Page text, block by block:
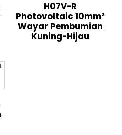
H07V-R
Photovoltaic 10mm²
Wayar Pembumian
Kuning-Hijau